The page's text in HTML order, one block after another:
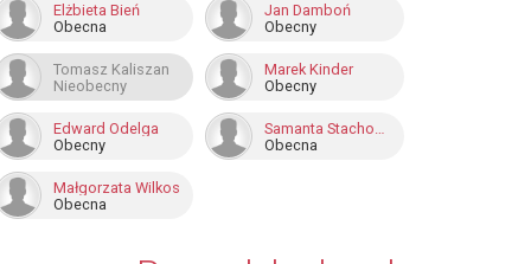
Elżbieta Bień
Obecna
Jan Damboń
Obecny
Tomasz Kaliszan
Nieobecny
Marek Kinder
Obecny
Edward Odelga
Obecny
Samanta Stachowicz
Obecna
Małgorzata Wilkos
Obecna